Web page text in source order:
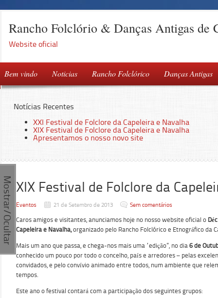
Mostrar/Ocultar
Rancho Folclório & Danças Antigas de
Website oficial
Bem vindo Noticias Rancho Folclórico Danças Antigas
Notícias Recentes
XXI Festival de Folclore da Capeleira e Navalha
XIX Festival de Folclore da Capeleira e Navalha
Apresentamos o nosso novo site
XIX Festival de Folclore da
Eventos 21 de Setembro de 2013 Sem comentários
Caros amigos e visitantes, anunciamos hoje no nosso website oficial o
Capeleira e Navalha,organizado pelo Rancho Folclórico e Etnográfico da
Mais um ano que passa, e chega-nos mais uma “edição”, no dia 6 de
conhecido um pouco por todo o concelho, país e arredores – pelas
convidados, e pelo convívio animado entre todos, num ambiente que
tempos.
Este ano o festival contará com a participação dos seguintes grupos: